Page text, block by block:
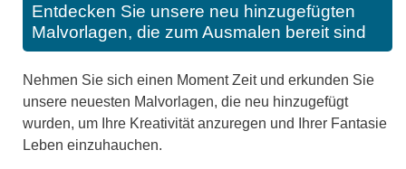
Entdecken Sie unsere neu hinzugefügten
Malvorlagen, die zum Ausmalen bereit sind
Nehmen Sie sich einen Moment Zeit und erkunden Sie
unsere neuesten Malvorlagen, die neu hinzugefügt
wurden, um Ihre Kreativität anzuregen und Ihrer Fantasie
Leben einzuhauchen.